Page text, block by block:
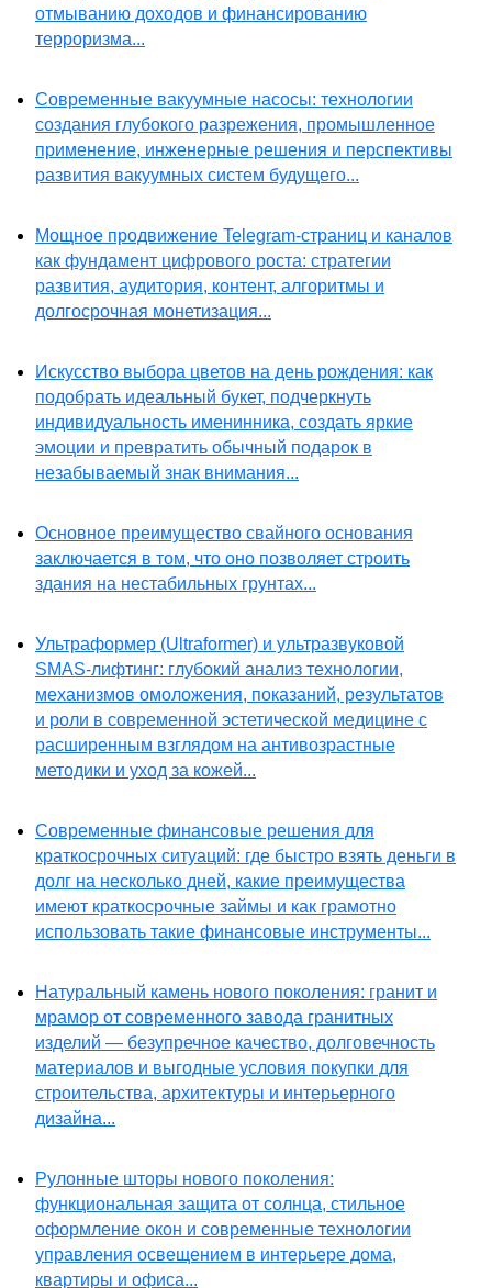
отмыванию доходов и финансированию
терроризма...
Современные вакуумные насосы: технологии
создания глубокого разрежения, промышленное
применение, инженерные решения и перспективы
развития вакуумных систем будущего...
Мощное продвижение Telegram-страниц и каналов
как фундамент цифрового роста: стратегии
развития, аудитория, контент, алгоритмы и
долгосрочная монетизация...
Искусство выбора цветов на день рождения: как
подобрать идеальный букет, подчеркнуть
индивидуальность именинника, создать яркие
эмоции и превратить обычный подарок в
незабываемый знак внимания...
Основное преимущество свайного основания
заключается в том, что оно позволяет строить
здания на нестабильных грунтах...
Ультраформер (Ultraformer) и ультразвуковой
SMAS-лифтинг: глубокий анализ технологии,
механизмов омоложения, показаний, результатов
и роли в современной эстетической медицине с
расширенным взглядом на антивозрастные
методики и уход за кожей...
Современные финансовые решения для
краткосрочных ситуаций: где быстро взять деньги в
долг на несколько дней, какие преимущества
имеют краткосрочные займы и как грамотно
использовать такие финансовые инструменты...
Натуральный камень нового поколения: гранит и
мрамор от современного завода гранитных
изделий — безупречное качество, долговечность
материалов и выгодные условия покупки для
строительства, архитектуры и интерьерного
дизайна...
Рулонные шторы нового поколения:
функциональная защита от солнца, стильное
оформление окон и современные технологии
управления освещением в интерьере дома,
квартиры и офиса...